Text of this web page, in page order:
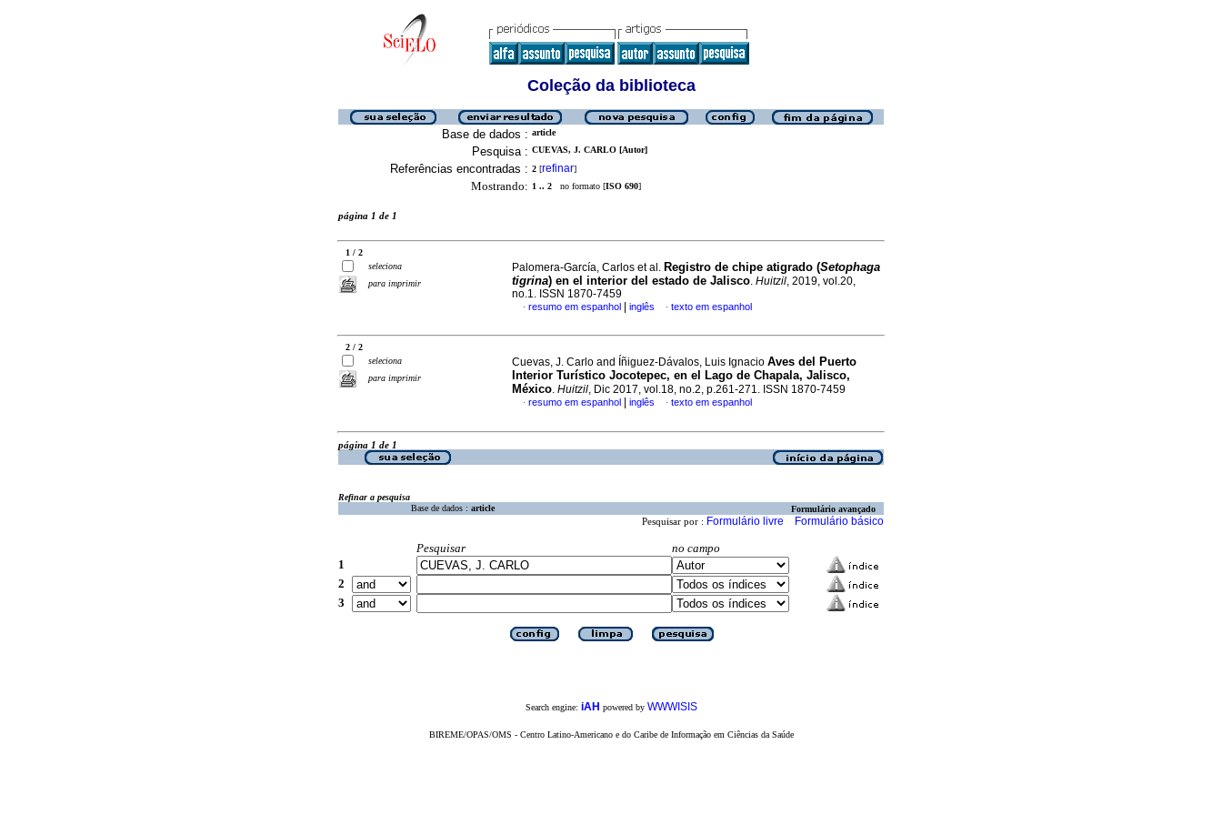
Coleção da biblioteca
Base de dados : article
Pesquisa : CUEVAS, J. CARLO [Autor]
Referências encontradas : 2 [refinar]
Mostrando: 1 .. 2 no formato [ISO 690]
página 1 de 1
1 / 2
seleciona
para imprimir
Palomera-García, Carlos et al. Registro de chipe atigrado (Setophaga
tigrina) en el interior del estado de Jalisco. Huitzil, 2019, vol.20,
no.1. ISSN 1870-7459
· resumo em espanhol inglês · texto em espanhol
2 / 2
seleciona
para imprimir
Cuevas, J. Carlo and Íñiguez-Dávalos, Luis Ignacio Aves del Puerto
Interior Turístico Jocotepec, en el Lago de Chapala, Jalisco,
México. Huitzil, Dic 2017, vol.18, no.2, p.261-271. ISSN 1870-7459
· resumo em espanhol inglês · texto em espanhol
página 1 de 1
Refinar a pesquisa
Base de dados : article Formulário avançado
Pesquisar por : Formulário livre Formulário básico
Pesquisar
no campo
1
2
3
Search engine: iAH powered by WWWISIS
BIREME/OPAS/OMS - Centro Latino-Americano e do Caribe de Informação em Ciências da Saúde